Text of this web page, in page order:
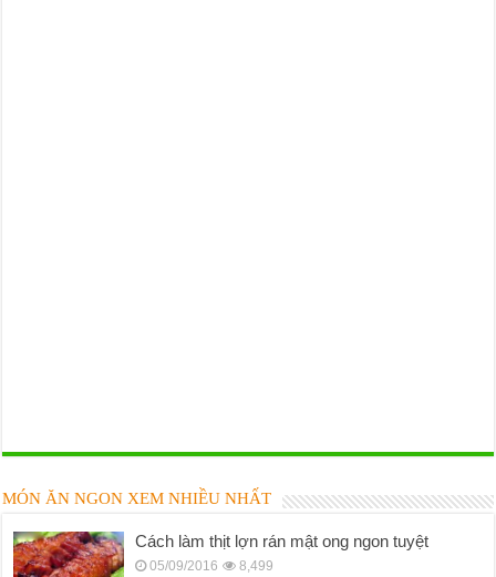
MÓN ĂN NGON XEM NHIỀU NHẤT
Cách làm thịt lợn rán mật ong ngon tuyệt
05/09/2016 8,499